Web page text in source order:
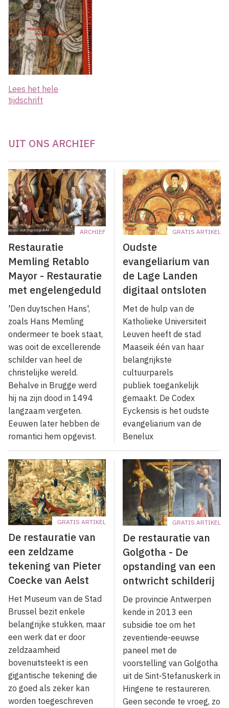
Lees het hele
tijdschrift
UIT ONS ARCHIEF
ARCHIEF
Restauratie
Memling Retablo
Mayor - Restauratie
met engelengeduld
'Den duytschen Hans',
zoals Hans Memling
ondermeer te boek staat,
was ooit de excellerende
schilder van heel de
christelijke wereld.
Behalve in Brugge werd
hij na zijn dood in 1494
langzaam vergeten.
Eeuwen later hebben de
romantici hem opgevist.
GRATIS ARTIKEL
Oudste
evangeliarium van
de Lage Landen
digitaal ontsloten
Met de hulp van de
Katholieke Universiteit
Leuven heeft de stad
Maaseik één van haar
belangrijkste
cultuurparels
publiek toegankelijk
gemaakt. De Codex
Eyckensis is het oudste
evangeliarium van de
Benelux
GRATIS ARTIKEL
De restauratie van
een zeldzame
tekening van Pieter
Coecke van Aelst
Het Museum van de Stad
Brussel bezit enkele
belangrijke stukken, maar
een werk dat er door
zeldzaamheid
bovenuitsteekt is een
gigantische tekening die
zo goed als zeker kan
worden toegeschreven
GRATIS ARTIKEL
De restauratie van
Golgotha - De
opstanding van een
ontwricht schilderij
De provincie Antwerpen
kende in 2013 een
subsidie toe om het
zeventiende-eeuwse
paneel met de
voorstelling van Golgotha
uit de Sint-Stefanuskerk in
Hingene te restaureren.
Geen seconde te vroeg, zo